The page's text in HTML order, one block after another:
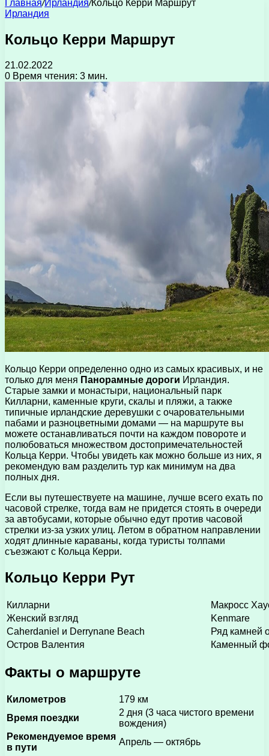
Главная/Ирландия/Кольцо Керри Маршрут
Ирландия
Кольцо Керри Маршрут
21.02.2022
0 Время чтения: 3 мин.
Кольцо Керри определенно одно из самых красивых, и не
только для меня Панорамные дороги Ирландия.
Старые замки и монастыри, национальный парк
Килларни, каменные круги, скалы и пляжи, а также
типичные ирландские деревушки с очаровательными
пабами и разноцветными домами — на маршруте вы
можете останавливаться почти на каждом повороте и
полюбоваться множеством достопримечательностей
Кольца Керри. Чтобы увидеть как можно больше из них, я
рекомендую вам разделить тур как минимум на два
полных дня.
Если вы путешествуете на машине, лучше всего ехать по
часовой стрелке, тогда вам не придется стоять в очереди
за автобусами, которые обычно едут против часовой
стрелки из-за узких улиц. Летом в обратном направлении
ходят длинные караваны, когда туристы толпами
съезжают с Кольца Керри.
Кольцо Керри Рут
Килларни
Макросс
Женский взгляд
Kenmare
Caherdaniel и Derrynane Beach
Ряд камней
Остров Валентия
Каменный
Факты о маршруте
Километров
179 км
Время поездки
2 дня (3 часа чистого времени
вождения)
Рекомендуемое время
в пути
Апрель — октябрь